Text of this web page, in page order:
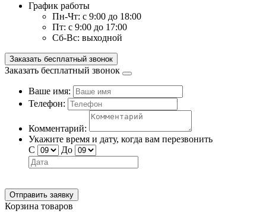
График работы
Пн-Чт: с 9:00 до 18:00
Пт: с 9:00 до 17:00
Сб-Вс: выходной
Заказать бесплатный звонок
Заказать бесплатный звонок
Ваше имя:
Телефон:
Комментарий:
Укажите время и дату, когда вам перезвонить
С
До
Отправить заявку
Корзина товаров